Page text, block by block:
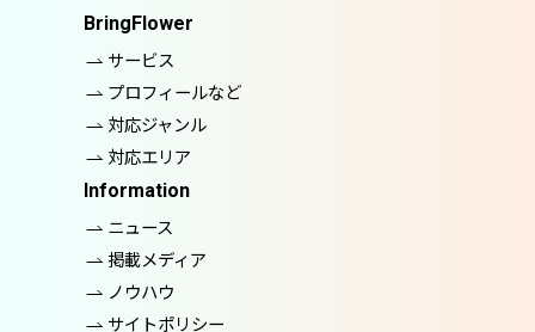
BringFlower
サービス
プロフィールなど
対応ジャンル
対応エリア
Information
ニュース
掲載メディア
ノウハウ
サイトポリシー